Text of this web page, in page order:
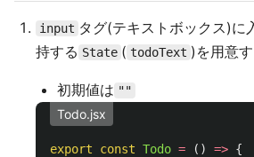
input タグ(テキストボックス)に
持する State ( todoText )を用意
初期値は ""
Todo.jsx
export const Todo = () => {